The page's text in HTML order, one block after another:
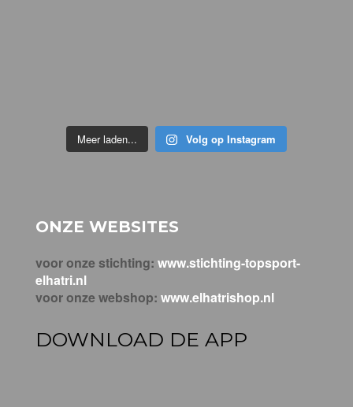
Meer laden... Volg op Instagram
ONZE WEBSITES
voor onze stichting: www.stichting-topsport-
elhatri.nl
voor onze webshop: www.elhatrishop.nl
DOWNLOAD DE APP